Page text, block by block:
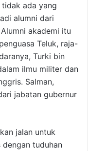
ada yang
alumni dari
akademi itu
Teluk, raja-
Turki bin
ilmu militer dan
Salman,
jabatan gubernur
jalan untuk
tuduhan